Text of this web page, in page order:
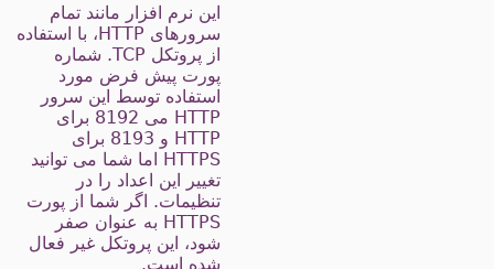
این نرم افزار مانند تمام
سرورهای HTTP، با استفاده
از پروتکل TCP. شماره
پورت پیش فرض مورد
استفاده توسط این سرور
HTTP می 8192 برای
HTTP و 8193 برای
HTTPS اما شما می توانید
تغییر این اعداد را در
تنظیمات. اگر شما از پورت
HTTPS به عنوان صفر
شود، این پروتکل غیر فعال
شده است.